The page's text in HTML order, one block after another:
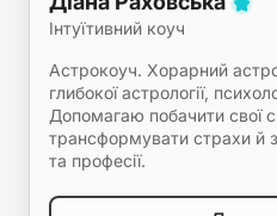
Інтуїтивний коуч
Астрокоуч. Хорарний
глибокої астрології,
Допомагаю побачити свої
трансформувати страхи й
та професії.